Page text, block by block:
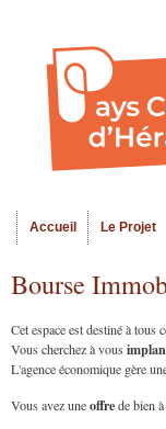
Menu principal
Accueil Le Projet
Bourse
Cet espace est destiné à tous
Vous cherchez à vous
L'agence économique gère
Vous avez uneoffrede bien